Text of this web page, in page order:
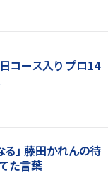
コース入り プロ14
」 藤田かれんの待
た言葉